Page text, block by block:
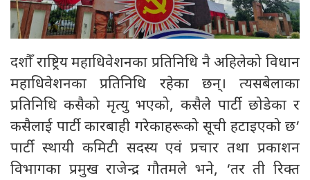
दशौँ राष्ट्रिय महाधिवेशनका प्रतिनिधि नै अहिलेको विधान
महाधिवेशनका प्रतिनिधि रहेका छन्। त्यसबेलाका
प्रतिनिधि कसैको मृत्यु भएको, कसैले पार्टी छोडेका र
कसैलाई पार्टी कारबाही गरेकाहरूको सूची हटाइएको छ’
पार्टी स्थायी कमिटी सदस्य एवं प्रचार तथा प्रकाशन
विभागका प्रमुख राजेन्द्र गौतमले भने, ‘तर ती रिक्त